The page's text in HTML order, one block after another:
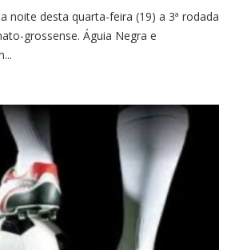
noite desta quarta-feira (19) a 3ª rodada
grossense. Águia Negra e